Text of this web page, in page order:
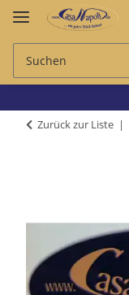
Zurück zur Liste